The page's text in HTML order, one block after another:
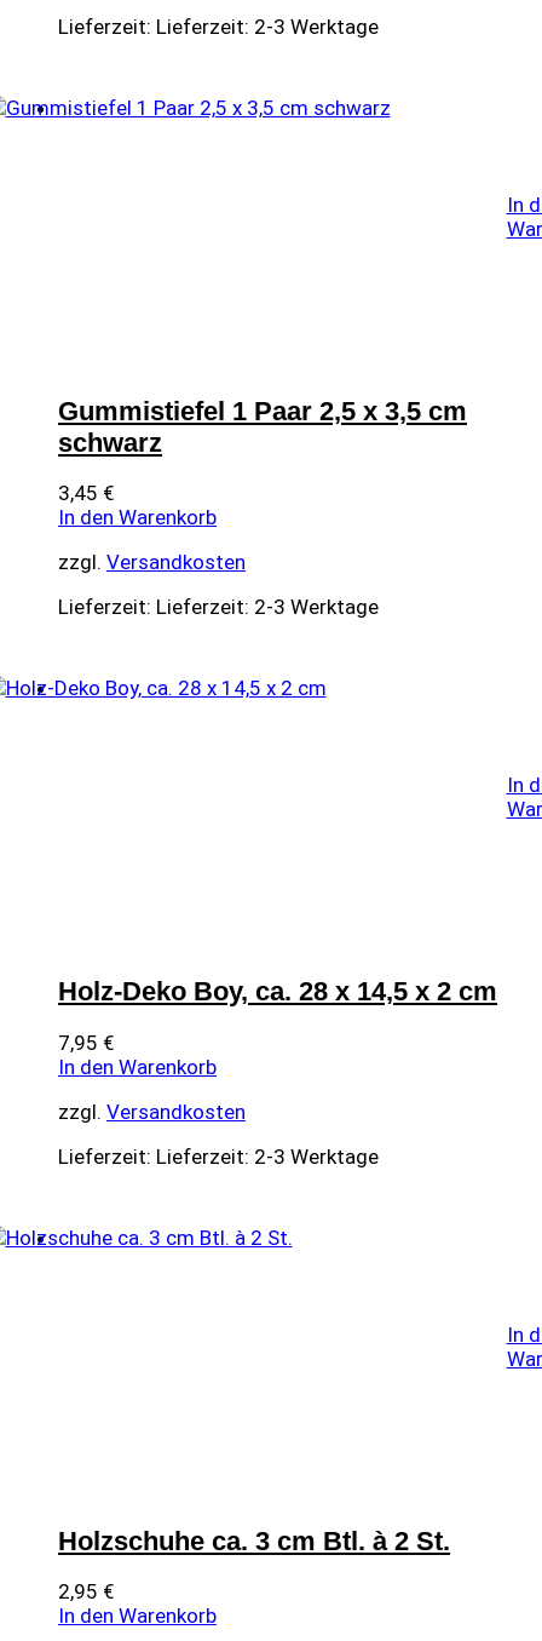
Lieferzeit: Lieferzeit: 2-3 Werktage
In
Gummistiefel 1 Paar 2,5 x 3,5 cm
schwarz
3,45 €
In den Warenkorb
zzgl. Versandkosten
Lieferzeit: Lieferzeit: 2-3 Werktage
In
Holz-Deko Boy, ca. 28 x 14,5 x 2 cm
7,95 €
In den Warenkorb
zzgl. Versandkosten
Lieferzeit: Lieferzeit: 2-3 Werktage
In
Holzschuhe ca. 3 cm Btl. à 2 St.
2,95 €
In den Warenkorb